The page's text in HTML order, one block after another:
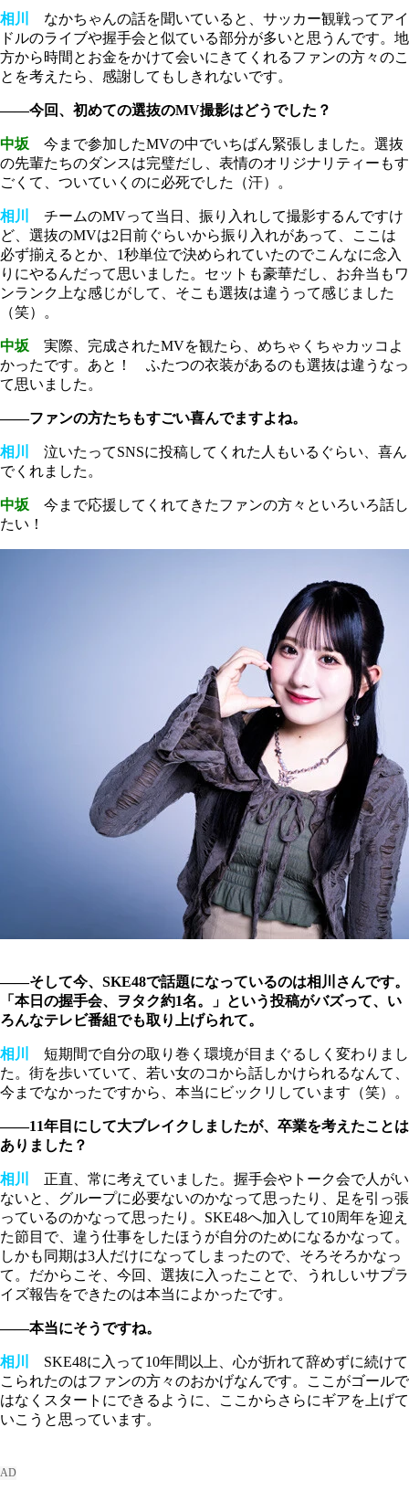
相川
なかちゃんの話を聞いていると、サッカー観戦ってアイ
ドルのライブや握手会と似ている部分が多いと思うんです。地
方から時間とお金をかけて会いにきてくれるファンの方々のこ
とを考えたら、感謝してもしきれないです。
――今回、初めての選抜のMV撮影はどうでした？
中坂 今まで参加したMVの中でいちばん緊張しました。選抜
の先輩たちのダンスは完璧だし、表情のオリジナリティーもす
ごくて、ついていくのに必死でした（汗）。
相川
チームのMVって当日、振り入れして撮影するんですけ
ど、選抜のMVは2日前ぐらいから振り入れがあって、ここは
必ず揃えるとか、1秒単位で決められていたのでこんなに念入
りにやるんだって思いました。セットも豪華だし、お弁当もワ
ンランク上な感じがして、そこも選抜は違うって感じました
（笑）。
中坂 実際、完成されたMVを観たら、めちゃくちゃカッコよ
かったです。あと！ ふたつの衣装があるのも選抜は違うなっ
て思いました。
――ファンの方たちもすごい喜んでますよね。
相川
泣いたってSNSに投稿してくれた人もいるぐらい、喜ん
でくれました。
中坂 今まで応援してくれてきたファンの方々といろいろ話し
たい！
――そして今、SKE48で話題になっているのは相川さんです。
「本日の握手会、ヲタク約1名。」という投稿がバズって、い
ろんなテレビ番組でも取り上げられて。
相川
短期間で自分の取り巻く環境が目まぐるしく変わりまし
た。街を歩いていて、若い女のコから話しかけられるなんて、
今までなかったですから、本当にビックリしています（笑）。
――11年目にして大ブレイクしましたが、卒業を考えたことは
ありました？
相川
正直、常に考えていました。握手会やトーク会で人がい
ないと、グループに必要ないのかなって思ったり、足を引っ張
っているのかなって思ったり。SKE48へ加入して10周年を迎え
た節目で、違う仕事をしたほうが自分のためになるかなって。
しかも同期は3人だけになってしまったので、そろそろかなっ
て。だからこそ、今回、選抜に入ったことで、うれしいサプラ
イズ報告をできたのは本当によかったです。
――本当にそうですね。
相川
SKE48に入って10年間以上、心が折れて辞めずに続けて
こられたのはファンの方々のおかげなんです。ここがゴールで
はなくスタートにできるように、ここからさらにギアを上げて
いこうと思っています。